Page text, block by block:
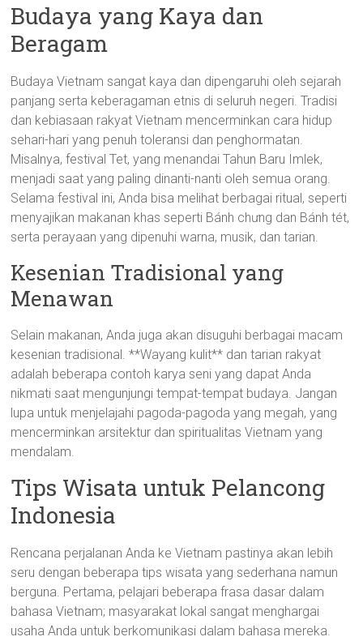
Budaya yang Kaya dan
Beragam
Budaya Vietnam sangat kaya dan dipengaruhi oleh sejarah
panjang serta keberagaman etnis di seluruh negeri. Tradisi
dan kebiasaan rakyat Vietnam mencerminkan cara hidup
sehari-hari yang penuh toleransi dan penghormatan.
Misalnya, festival Tet, yang menandai Tahun Baru Imlek,
menjadi saat yang paling dinanti-nanti oleh semua orang.
Selama festival ini, Anda bisa melihat berbagai ritual, seperti
menyajikan makanan khas seperti Bánh chưng dan Bánh tét,
serta perayaan yang dipenuhi warna, musik, dan tarian.
Kesenian Tradisional yang
Menawan
Selain makanan, Anda juga akan disuguhi berbagai macam
kesenian tradisional. **Wayang kulit** dan tarian rakyat
adalah beberapa contoh karya seni yang dapat Anda
nikmati saat mengunjungi tempat-tempat budaya. Jangan
lupa untuk menjelajahi pagoda-pagoda yang megah, yang
mencerminkan arsitektur dan spiritualitas Vietnam yang
mendalam.
Tips Wisata untuk Pelancong
Indonesia
Rencana perjalanan Anda ke Vietnam pastinya akan lebih
seru dengan beberapa tips wisata yang sederhana namun
berguna. Pertama, pelajari beberapa frasa dasar dalam
bahasa Vietnam; masyarakat lokal sangat menghargai
usaha Anda untuk berkomunikasi dalam bahasa mereka.